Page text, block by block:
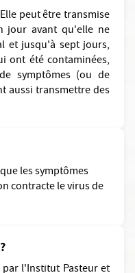
peut être transmise
jour avant qu'elle ne
et jusqu'à sept jours,
ont été contaminées,
symptômes (ou de
aussi transmettre des
les symptômes
contracte le virus de
l'Institut Pasteur et